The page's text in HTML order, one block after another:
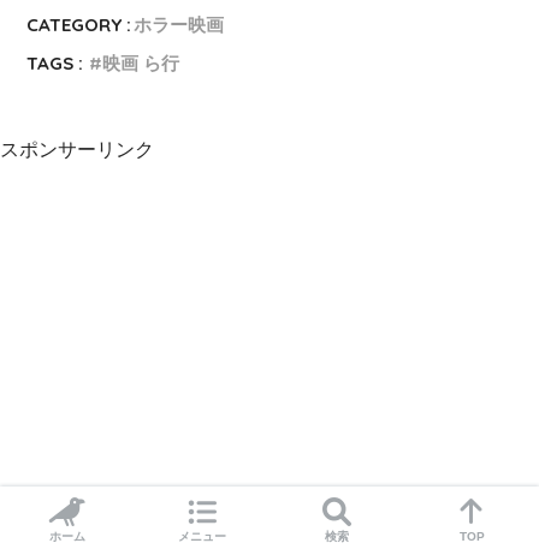
CATEGORY : ホラー映画
TAGS :
映画 ら行
スポンサーリンク
ホーム メニュー 検索 TOP